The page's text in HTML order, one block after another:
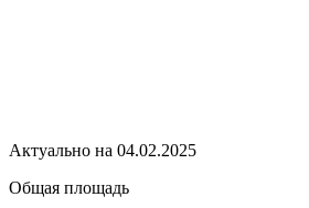
Актуально на 04.02.2025
Общая площадь